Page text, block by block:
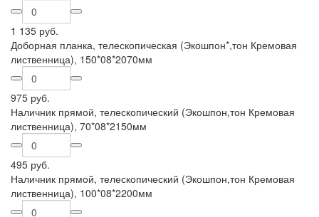
1 135 руб.
Доборная планка, телескопическая (Экошпон*,тон Кремовая
лиственница), 150*08*2070мм
975 руб.
Наличник прямой, телескопический (Экошпон,тон Кремовая
лиственница), 70*08*2150мм
495 руб.
Наличник прямой, телескопический (Экошпон,тон Кремовая
лиственница), 100*08*2200мм